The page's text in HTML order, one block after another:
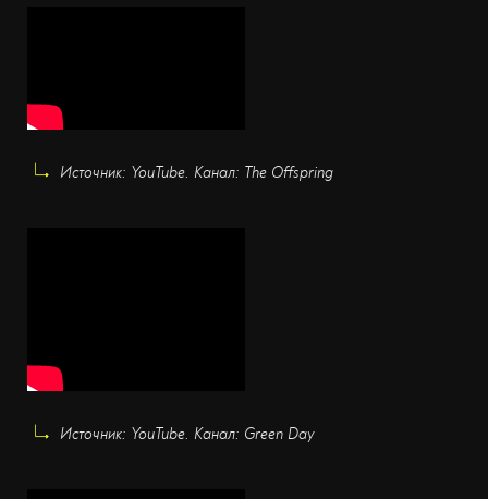
Источник: YouTube. Канал: The Offspring
Источник: YouTube. Канал: Green Day